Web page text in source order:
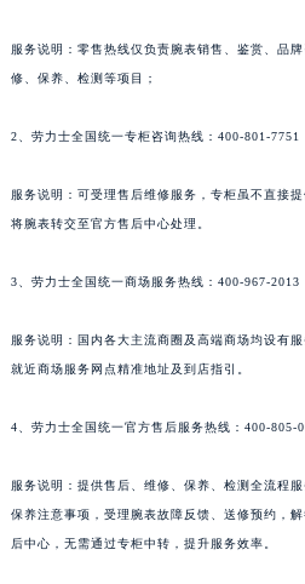
服务说明：零售热线仅负责腕表销售、鉴赏、品
修、保养、检测等项目；
2、劳力士全国统一专柜咨询热线：400-801-7751
服务说明：可受理售后维修服务，专柜虽不直接
将腕表转交至官方售后中心处理。
3、劳力士全国统一商场服务热线：400-967-2013
服务说明：国内各大主流商圈及高端商场均设有
就近商场服务网点精准地址及到店指引。
4、劳力士全国统一官方售后服务热线：400-805-
服务说明：提供售后、维修、保养、检测全流程
保养注意事项，受理腕表故障反馈、送修预约，
后中心，无需通过专柜中转，提升服务效率。